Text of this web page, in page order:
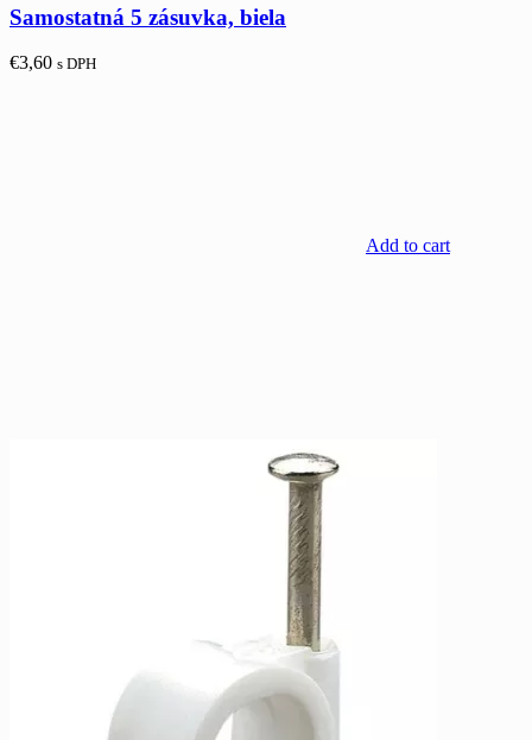
Samostatná 5 zásuvka, biela
€3,60 s DPH
Add to cart